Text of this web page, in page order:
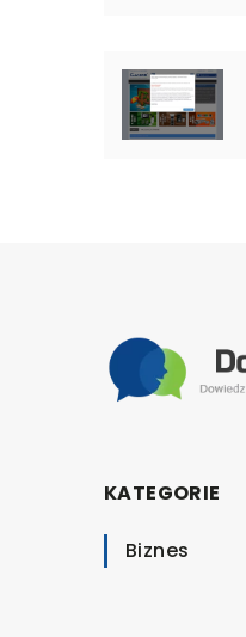
KATEGORIE
Biznes